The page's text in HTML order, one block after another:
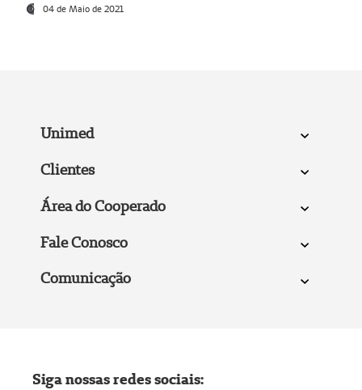
04 de Maio de 2021
Unimed
Clientes
Área do Cooperado
Fale Conosco
Comunicação
Siga nossas redes sociais: